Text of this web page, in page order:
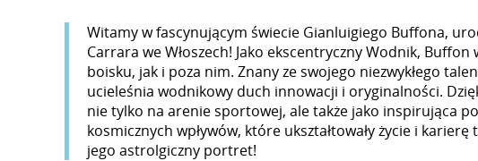
Witamy w fascynującym świecie Gianluigiego Buffona,
Carrara we Włoszech! Jako ekscentryczny Wodnik,
boisku, jak i poza nim. Znany ze swojego niezwykłego
ucieleśnia wodnikowy duch innowacji i oryginalności.
nie tylko na arenie sportowej, ale także jako inspirująca
kosmicznych wpływów, które ukształtowały życie i
jego astrolgiczny portret!